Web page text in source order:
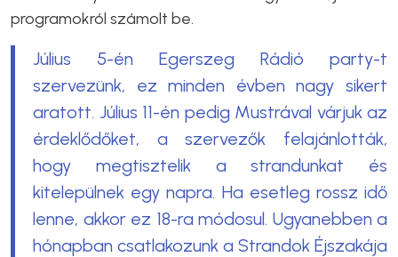
programokról számolt be.
Július 5-én Egerszeg Rádió party-t
szervezünk, ez minden évben nagy sikert
aratott. Július 11-én pedig Mustrával várjuk az
érdeklődőket, a szervezők felajánlották,
hogy megtisztelik a strandunkat és
kitelepülnek egy napra. Ha esetleg rossz idő
lenne, akkor ez 18-ra módosul. Ugyanebben a
hónapban csatlakozunk a Strandok Éjszakája